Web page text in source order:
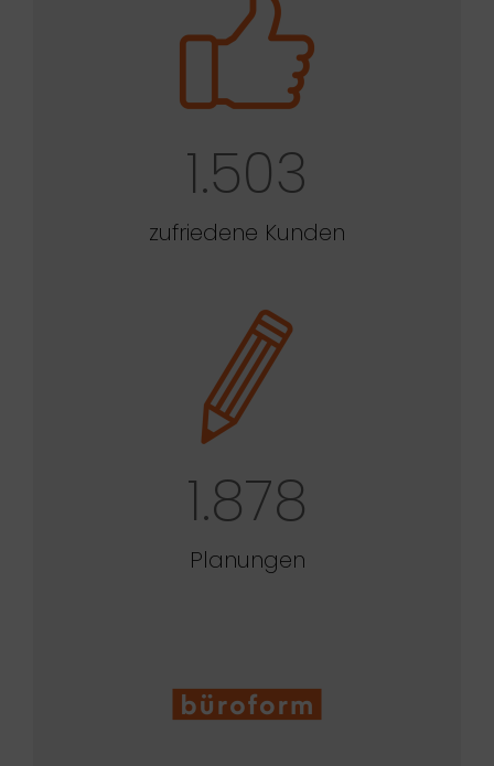
1.503
zufriedene Kunden
1.878
Planungen